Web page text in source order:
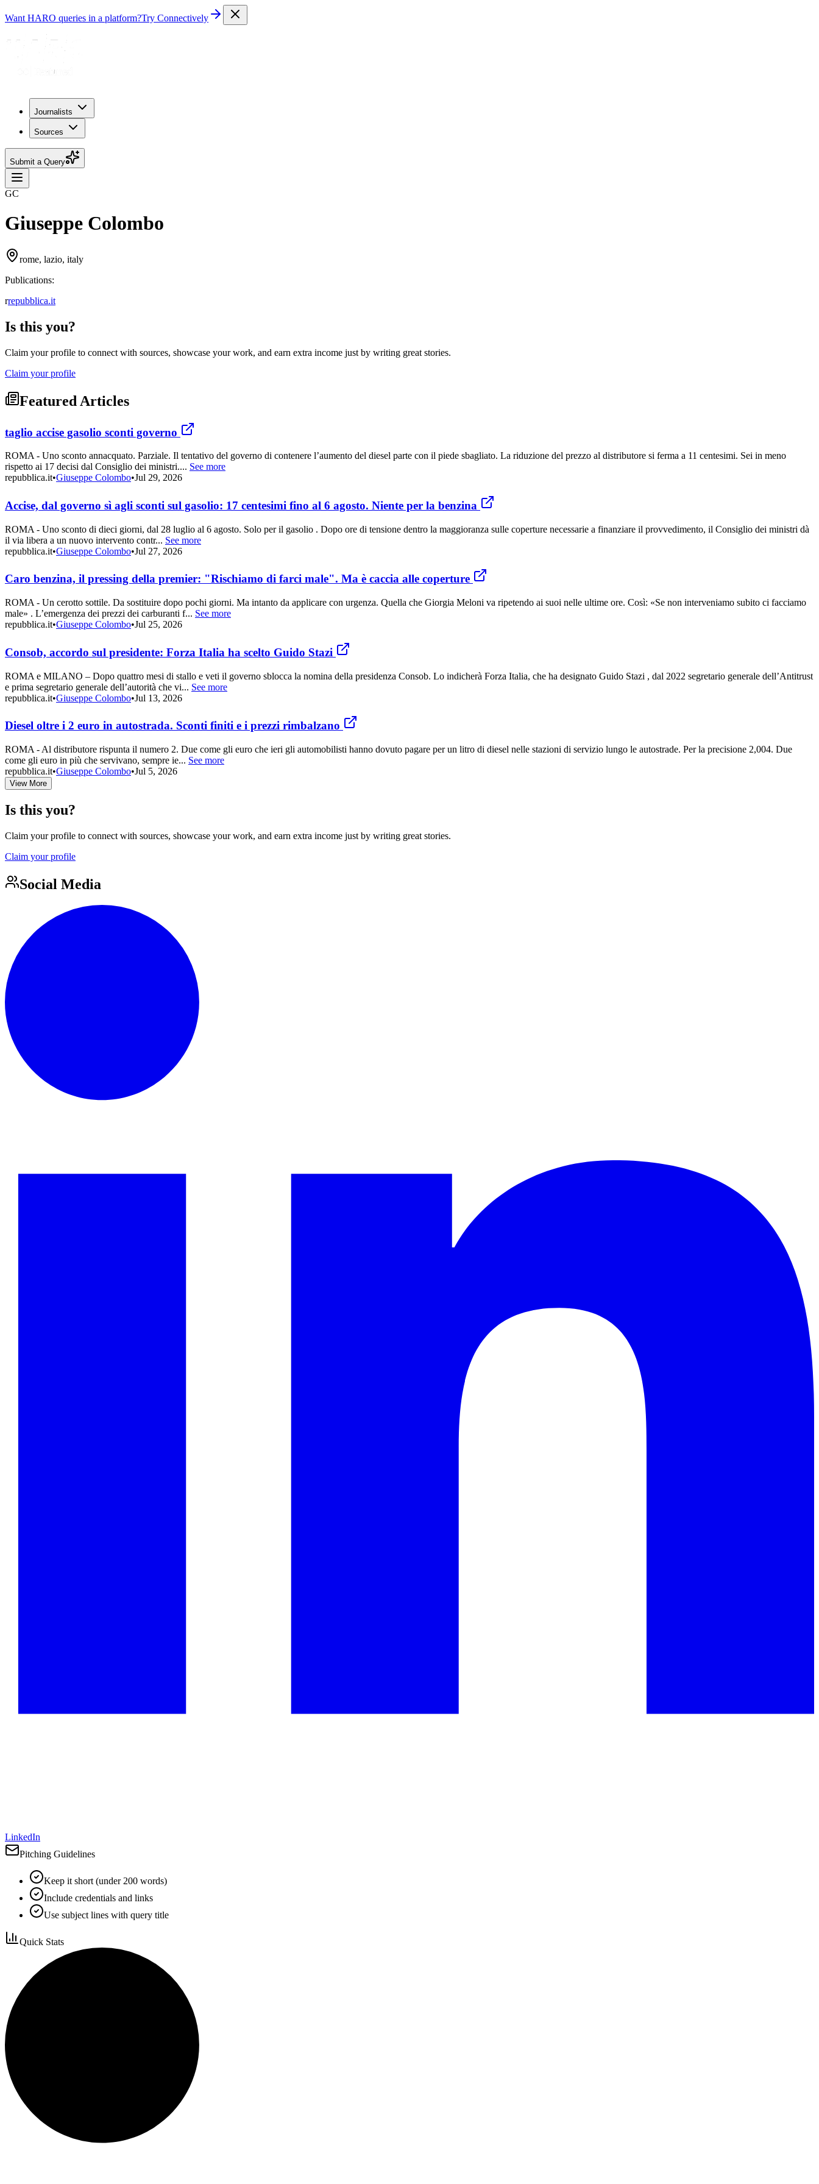
Want HARO queries in a platform?Try Connectively
Journalists
Sources
Submit a Query
GC
Giuseppe Colombo
rome, lazio, italy
Publications:
rrepubblica.it
Is this you?
Claim your profile to connect with sources, showcase your work, and earn extra income just by writing great stories.
Claim your profile
Featured Articles
taglio accise gasolio sconti governo
ROMA - Uno sconto annacquato. Parziale. Il tentativo del governo di contenere l’aumento del diesel parte con il piede sbagliato. La riduzione del prezzo al distributore si ferma a 11 centesimi. Sei in meno
rispetto ai 17 decisi dal Consiglio dei ministri.... See more
repubblica.it•Giuseppe Colombo•Jul 29, 2026
Accise, dal governo sì agli sconti sul gasolio: 17 centesimi fino al 6 agosto. Niente per la benzina
ROMA - Uno sconto di dieci giorni, dal 28 luglio al 6 agosto. Solo per il gasolio . Dopo ore di tensione dentro la maggioranza sulle coperture necessarie a finanziare il provvedimento, il Consiglio dei ministri dà
il via libera a un nuovo intervento contr... See more
repubblica.it•Giuseppe Colombo•Jul 27, 2026
Caro benzina, il pressing della premier: "Rischiamo di farci male". Ma è caccia alle coperture
ROMA - Un cerotto sottile. Da sostituire dopo pochi giorni. Ma intanto da applicare con urgenza. Quella che Giorgia Meloni va ripetendo ai suoi nelle ultime ore. Così: «Se non interveniamo subito ci facciamo
male» . L’emergenza dei prezzi dei carburanti f... See more
repubblica.it•Giuseppe Colombo•Jul 25, 2026
Consob, accordo sul presidente: Forza Italia ha scelto Guido Stazi
ROMA e MILANO – Dopo quattro mesi di stallo e veti il governo sblocca la nomina della presidenza Consob. Lo indicherà Forza Italia, che ha designato Guido Stazi , dal 2022 segretario generale dell’Antitrust
e prima segretario generale dell’autorità che vi... See more
repubblica.it•Giuseppe Colombo•Jul 13, 2026
Diesel oltre i 2 euro in autostrada. Sconti finiti e i prezzi rimbalzano
ROMA - Al distributore rispunta il numero 2. Due come gli euro che ieri gli automobilisti hanno dovuto pagare per un litro di diesel nelle stazioni di servizio lungo le autostrade. Per la precisione 2,004. Due
come gli euro in più che servivano, sempre ie... See more
repubblica.it•Giuseppe Colombo•Jul 5, 2026
View More
Is this you?
Claim your profile to connect with sources, showcase your work, and earn extra income just by writing great stories.
Claim your profile
Social Media
LinkedIn
Pitching Guidelines
Keep it short (under 200 words)
Include credentials and links
Use subject lines with query title
Quick Stats